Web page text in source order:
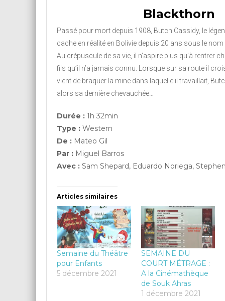
Blackthorn
Passé pour mort depuis 1908, Butch Cassidy, le
cache en réalité en Bolivie depuis 20 ans sous le
Au crépuscule de sa vie, il n’aspire plus qu’à rentrer
fils qu’il n’a jamais connu. Lorsque sur sa route il
vient de braquer la mine dans laquelle il travaillait,
alors sa dernière chevauchée…
Durée : 1h 32min
Type : Western
De : Mateo Gil
Par : Miguel Barros
Avec : Sam Shepard, Eduardo Noriega,
Articles similaires
Semaine du Théâtre
pour Enfants
5 décembre 2021
SEMAINE DU
COURT MÉTRAGE :
A la Cinémathèque
de Souk Ahras
1 décembre 2021